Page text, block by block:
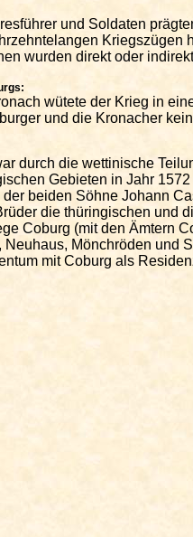
und Soldaten
Kriegszügen
wurden direkt oder
wütete der Krieg in
und die Kronacher
durch die wettinische
Gebieten in Jahr
beiden Söhne Johann
die thüringischen und
Coburg (mit den Ämtern
Neuhaus, Mönchröden und
mit Coburg als